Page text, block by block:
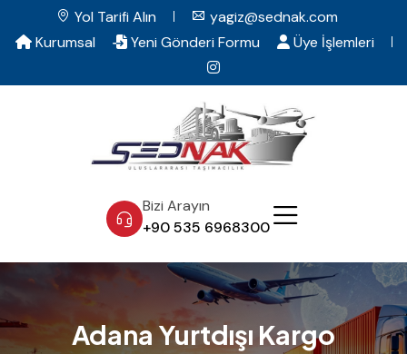
Yol Tarifi Alın
yagiz@sednak.com
Kurumsal
Yeni Gönderi Formu Üye İşlemleri
Bizi Arayın
+90 535 6968300
Adana Yurtdışı Kargo